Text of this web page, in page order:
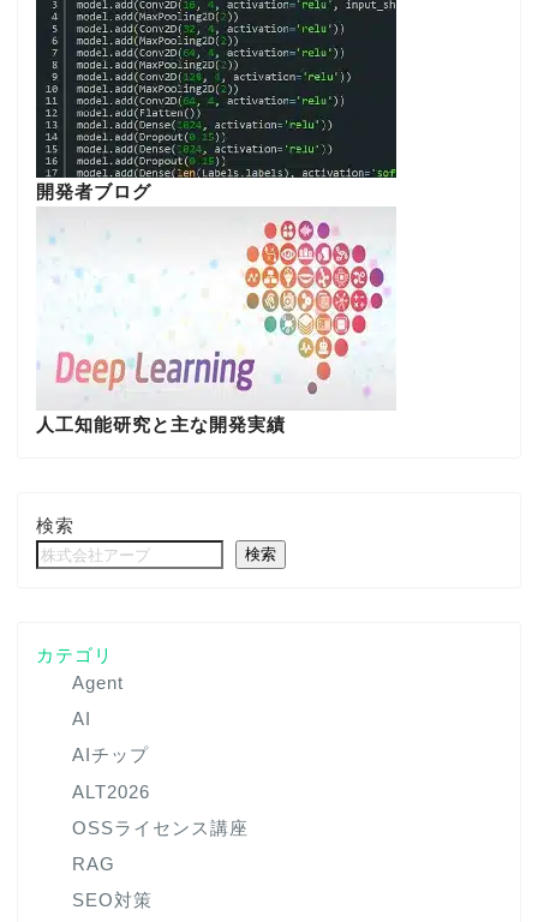
開発者ブログ
人工知能研究と主な開発実績
検索
検索
カテゴリ
Agent
AI
AIチップ
ALT2026
OSSライセンス講座
RAG
SEO対策